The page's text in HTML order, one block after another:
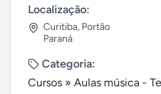
Localização:
Curitiba, Portão
Paraná
Categoria:
Cursos » Aulas música -